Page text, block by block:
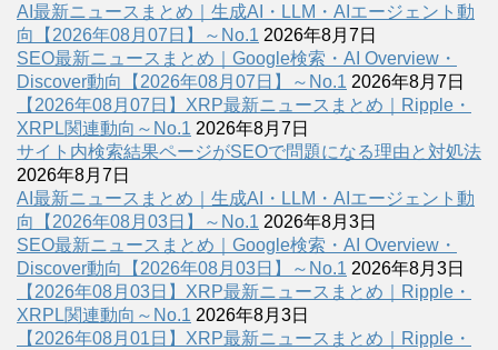
AI最新ニュースまとめ｜生成AI・LLM・AIエージェント動
向【2026年08月07日】～No.1 2026年8月7日
SEO最新ニュースまとめ｜Google検索・AI Overview・
Discover動向【2026年08月07日】～No.1 2026年8月7日
【2026年08月07日】XRP最新ニュースまとめ｜Ripple・
XRPL関連動向～No.1 2026年8月7日
サイト内検索結果ページがSEOで問題になる理由と対処法
2026年8月7日
AI最新ニュースまとめ｜生成AI・LLM・AIエージェント動
向【2026年08月03日】～No.1 2026年8月3日
SEO最新ニュースまとめ｜Google検索・AI Overview・
Discover動向【2026年08月03日】～No.1 2026年8月3日
【2026年08月03日】XRP最新ニュースまとめ｜Ripple・
XRPL関連動向～No.1 2026年8月3日
【2026年08月01日】XRP最新ニュースまとめ｜Ripple・